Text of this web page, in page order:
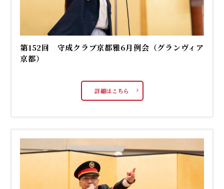
第152回 守成クラブ京都雅6月例会（グランヴィア
京都）
詳細はこちら